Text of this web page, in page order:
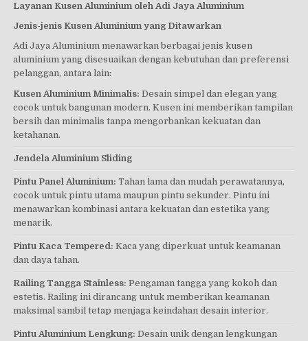
Layanan Kusen Aluminium oleh Adi Jaya Aluminium
Jenis-jenis Kusen Aluminium yang Ditawarkan
Adi Jaya Aluminium menawarkan berbagai jenis kusen
aluminium yang disesuaikan dengan kebutuhan dan preferensi
pelanggan, antara lain:
Kusen Aluminium Minimalis: Desain simpel dan elegan yang
cocok untuk bangunan modern. Kusen ini memberikan tampilan
bersih dan minimalis tanpa mengorbankan kekuatan dan
ketahanan.
Jendela Aluminium Sliding
Pintu Panel Aluminium: Tahan lama dan mudah perawatannya,
cocok untuk pintu utama maupun pintu sekunder. Pintu ini
menawarkan kombinasi antara kekuatan dan estetika yang
menarik.
Pintu Kaca Tempered: Kaca yang diperkuat untuk keamanan
dan daya tahan.
Railing Tangga Stainless: Pengaman tangga yang kokoh dan
estetis. Railing ini dirancang untuk memberikan keamanan
maksimal sambil tetap menjaga keindahan desain interior.
Pintu Aluminium Lengkung: Desain unik dengan lengkungan